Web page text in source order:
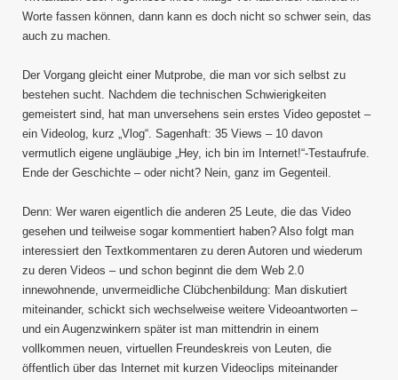
Worte fassen können, dann kann es doch nicht so schwer sein, das
auch zu machen.
Der Vorgang gleicht einer Mutprobe, die man vor sich selbst zu
bestehen sucht. Nachdem die technischen Schwierigkeiten
gemeistert sind, hat man unversehens sein erstes Video gepostet –
ein Videolog, kurz „Vlog“. Sagenhaft: 35 Views – 10 davon
vermutlich eigene ungläubige „Hey, ich bin im Internet!“-Testaufrufe.
Ende der Geschichte – oder nicht? Nein, ganz im Gegenteil.
Denn: Wer waren eigentlich die anderen 25 Leute, die das Video
gesehen und teilweise sogar kommentiert haben? Also folgt man
interessiert den Textkommentaren zu deren Autoren und wiederum
zu deren Videos – und schon beginnt die dem Web 2.0
innewohnende, unvermeidliche Clübchenbildung: Man diskutiert
miteinander, schickt sich wechselweise weitere Videoantworten –
und ein Augenzwinkern später ist man mittendrin in einem
vollkommen neuen, virtuellen Freundeskreis von Leuten, die
öffentlich über das Internet mit kurzen Videoclips miteinander